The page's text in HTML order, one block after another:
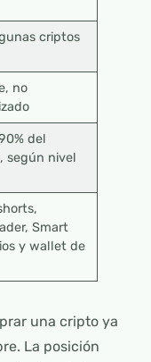
criptos
no
del
según nivel
Smart
y wallet de
una cripto ya
La posición